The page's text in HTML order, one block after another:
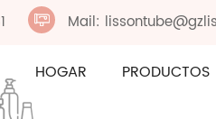
Mail:
HOGAR PRODUCTOS